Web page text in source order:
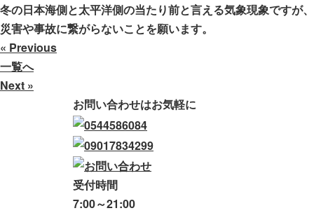
冬の日本海側と太平洋側の当たり前と言える気象現象ですが、
災害や事故に繋がらないことを願います。
« Previous
一覧へ
Next »
お問い合わせはお気軽に
受付時間
7:00～21:00